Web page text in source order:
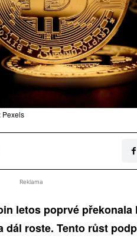
Pexels
Reklama
letos poprvé překonala
dál roste. Tento růst